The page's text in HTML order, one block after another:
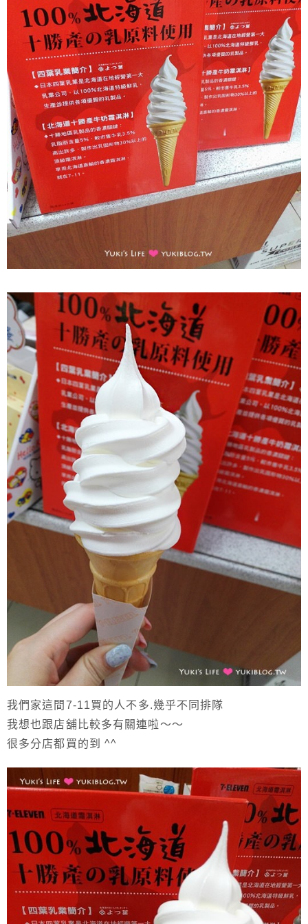
我們家這間7-11買的人不多.幾乎不同排隊
我想也跟店舖比較多有關連啦～～
很多分店都買的到 ^^